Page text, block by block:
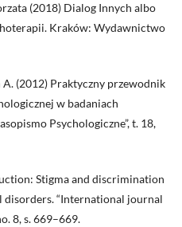
(2018) Dialog Innych albo
Kraków: Wydawnictwo
(2012) Praktyczny przewodnik
w badaniach
Psychologiczne”, t. 18,
Stigma and discrimination
“International journal
8, s. 669–669.